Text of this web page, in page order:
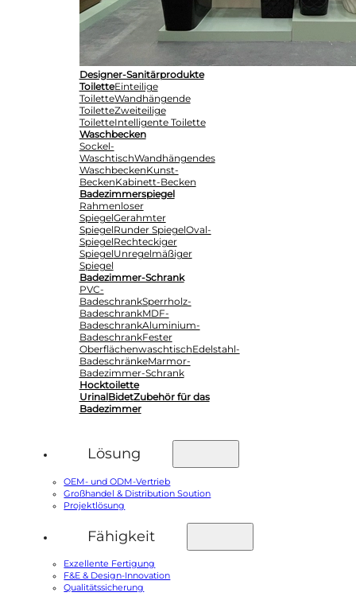
Designer-Sanitärprodukte
ToiletteEinteilige
ToiletteWandhängende
ToiletteZweiteilige
ToiletteIntelligente Toilette
Waschbecken
Sockel-
WaschtischWandhängendes
WaschbeckenKunst-
BeckenKabinett-Becken
Badezimmerspiegel
Rahmenloser
SpiegelGerahmter
SpiegelRunder SpiegelOval-
SpiegelRechteckiger
SpiegelUnregelmäßiger
Spiegel
Badezimmer-Schrank
PVC-
BadeschrankSperrholz-
BadeschrankMDF-
BadeschrankAluminium-
BadeschrankFester
OberflächenwaschtischEdelstahl-
BadeschränkeMarmor-
Badezimmer-Schrank
Hocktoilette
UrinalBidetZubehör für das
Badezimmer
Lösung
OEM- und ODM-Vertrieb
Großhandel & Distribution Soution
Projektlösung
Fähigkeit
Exzellente Fertigung
F&E & Design-Innovation
Qualitätssicherung